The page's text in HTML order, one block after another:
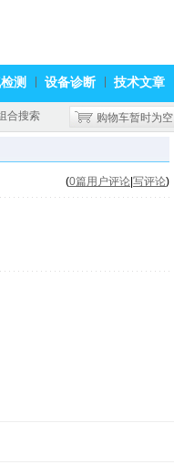
测 设备诊断 技术文章
合搜索 购物车暂时为空
(0篇用户评论 写评论)